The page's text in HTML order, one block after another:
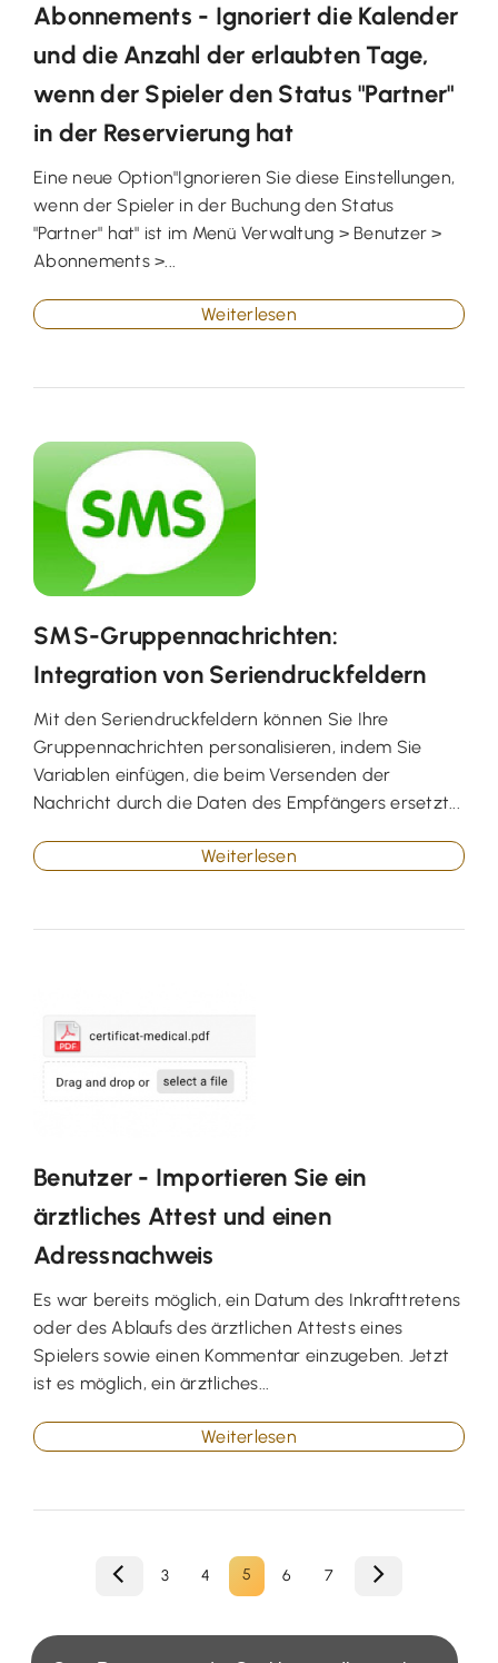
Abonnements - Ignoriert die Kalender
und die Anzahl der erlaubten Tage,
wenn der Spieler den Status "Partner"
in der Reservierung hat
Eine neue Option"Ignorieren Sie diese Einstellungen,
wenn der Spieler in der Buchung den Status
"Partner" hat" ist im Menü Verwaltung > Benutzer >
Abonnements >...
Weiterlesen
SMS-Gruppennachrichten:
Integration von Seriendruckfeldern
Mit den Seriendruckfeldern können Sie Ihre
Gruppennachrichten personalisieren, indem Sie
Variablen einfügen, die beim Versenden der
Nachricht durch die Daten des Empfängers ersetzt...
Weiterlesen
Benutzer - Importieren Sie ein
ärztliches Attest und einen
Adressnachweis
Es war bereits möglich, ein Datum des Inkrafttretens
oder des Ablaufs des ärztlichen Attests eines
Spielers sowie einen Kommentar einzugeben. Jetzt
ist es möglich, ein ärztliches...
Weiterlesen
3 4 5 6 7